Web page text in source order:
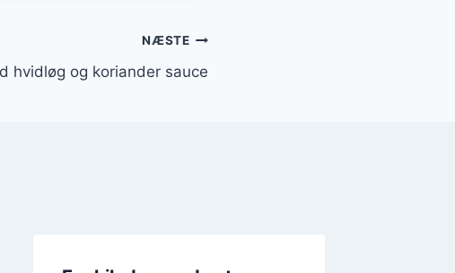
NÆSTE
hvidløg og koriander sauce